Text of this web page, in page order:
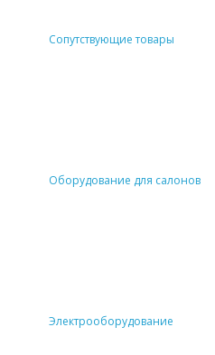
Сопутствующие товары
Оборудование для салонов
Электрооборудование